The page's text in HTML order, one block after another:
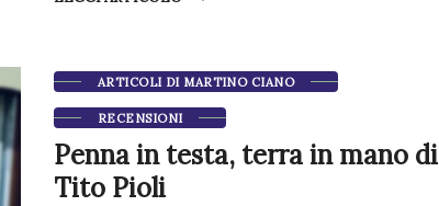
ARTICOLI DI MARTINO CIANO
RECENSIONI
Penna in testa, terra in mano di
Tito Pioli